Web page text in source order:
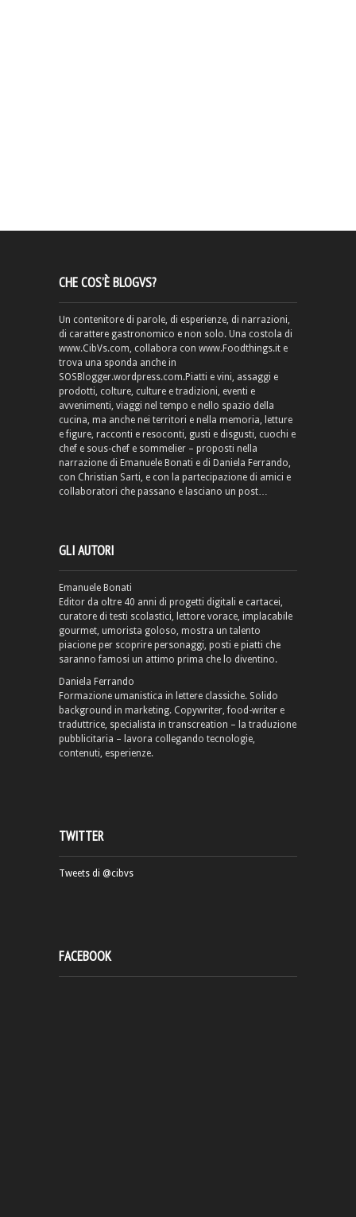
CHE COS’È BLOGVS?
Un contenitore di parole, di esperienze, di narrazioni,
di carattere gastronomico e non solo. Una costola di
www.CibVs.com, collabora con www.Foodthings.it e
trova una sponda anche in
SOSBlogger.wordpress.com.Piatti e vini, assaggi e
prodotti, colture, culture e tradizioni, eventi e
avvenimenti, viaggi nel tempo e nello spazio della
cucina, ma anche nei territori e nella memoria, letture
e figure, racconti e resoconti, gusti e disgusti, cuochi e
chef e sous-chef e sommelier – proposti nella
narrazione di Emanuele Bonati e di Daniela Ferrando,
con Christian Sarti, e con la partecipazione di amici e
collaboratori che passano e lasciano un post…
GLI AUTORI
Emanuele Bonati
Editor da oltre 40 anni di progetti digitali e cartacei,
curatore di testi scolastici, lettore vorace, implacabile
gourmet, umorista goloso, mostra un talento
piacione per scoprire personaggi, posti e piatti che
saranno famosi un attimo prima che lo diventino.
Daniela Ferrando
Formazione umanistica in lettere classiche. Solido
background in marketing. Copywriter, food-writer e
traduttrice, specialista in transcreation – la traduzione
pubblicitaria – lavora collegando tecnologie,
contenuti, esperienze.
TWITTER
Tweets di @cibvs
FACEBOOK